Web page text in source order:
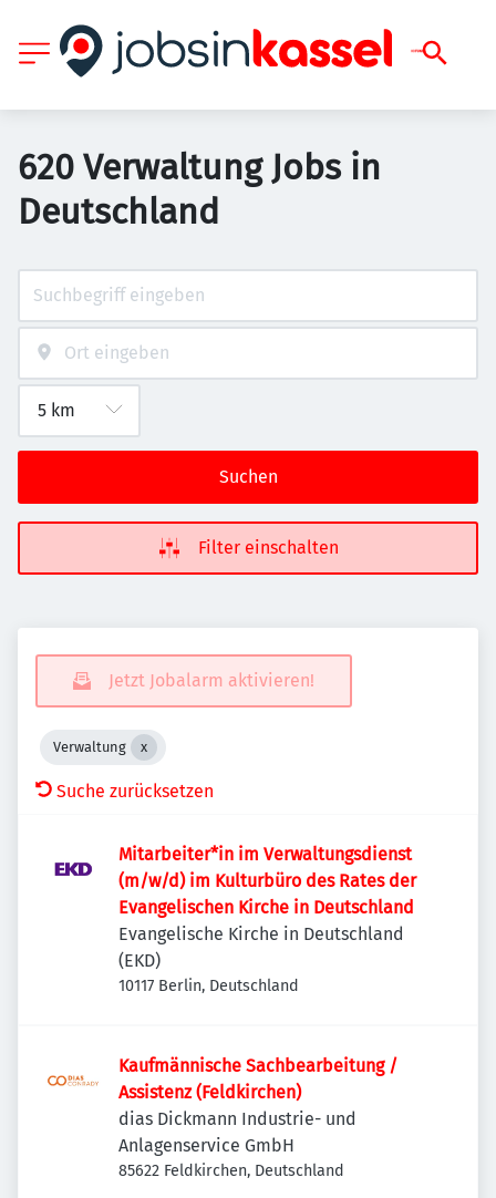
620 Verwaltung Jobs in
Deutschland
Suchen
Filter einschalten
Jetzt Jobalarm aktivieren!
Verwaltung
Suche zurücksetzen
Mitarbeiter*in im Verwaltungsdienst
(m/w/d) im Kulturbüro des Rates der
Evangelischen Kirche in Deutschland
Evangelische Kirche in Deutschland
(EKD)
10117 Berlin, Deutschland
Kaufmännische Sachbearbeitung /
Assistenz (Feldkirchen)
dias Dickmann Industrie- und
Anlagenservice GmbH
85622 Feldkirchen, Deutschland